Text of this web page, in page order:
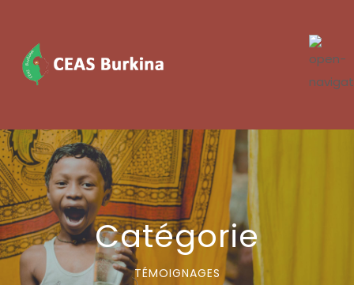
Catégorie
TÉMOIGNAGES